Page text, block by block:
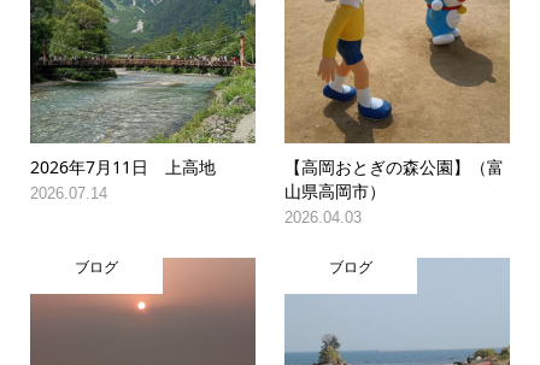
2026年7月11日 上高地
2026.07.14
【高岡おとぎの森公園】（富
山県高岡市）
2026.04.03
ブログ ブログ